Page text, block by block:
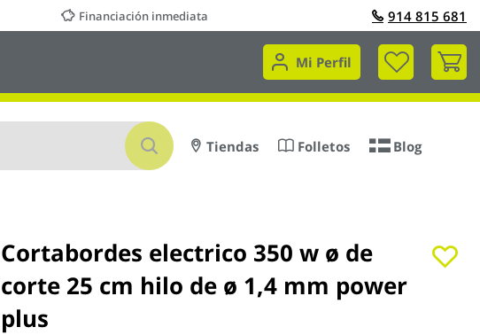
Financiación inmediata 914 815 681
Mi Perfil
Mi
Buscar
Tiendas Folletos Blog
Cortabordes electrico 350 w ø de
corte 25 cm hilo de ø 1,4 mm power
plus